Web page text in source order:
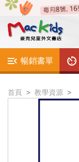
暢銷書單
首頁 教學資源